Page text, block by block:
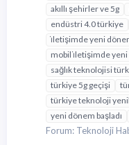
akıllı şehirler ve 5g
endüstri 4.0 türkiye
i̇letişimde yeni
mobil i̇letişimde yeni
sağlık teknolojisi
türkiye 5g geçişi
türkiye teknoloji
yeni dönem başladı
Forum: Teknoloji